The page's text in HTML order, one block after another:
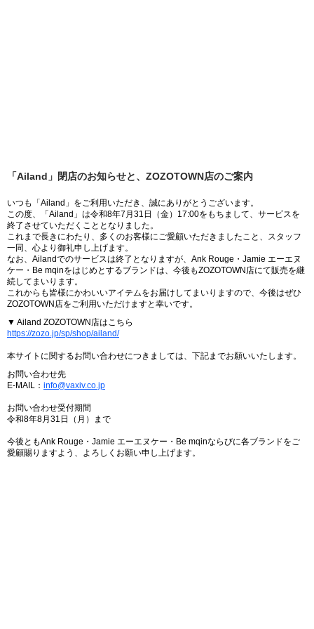
「Ailand」閉店のお知らせと、ZOZOTOWN店のご案内
いつも「Ailand」をご利用いただき、誠にありがとうございます。
この度、「Ailand」は令和8年7月31日（金）17:00をもちまして、サービスを
終了させていただくこととなりました。
これまで長きにわたり、多くのお客様にご愛顧いただきましたこと、スタッフ
一同、心より御礼申し上げます。
なお、Ailandでのサービスは終了となりますが、Ank Rouge・Jamie エーエヌ
ケー・Be mqinをはじめとするブランドは、今後もZOZOTOWN店にて販売を継
続してまいります。
これからも皆様にかわいいアイテムをお届けしてまいりますので、今後はぜひ
ZOZOTOWN店をご利用いただけますと幸いです。
▼ Ailand ZOZOTOWN店はこちら
https://zozo.jp/sp/shop/ailand/
本サイトに関するお問い合わせにつきましては、下記までお願いいたします。
お問い合わせ先
E-MAIL： info@vaxiv.co.jp
お問い合わせ受付期間
令和8年8月31日（月）まで
今後ともAnk Rouge・Jamie エーエヌケー・Be mqinならびに各ブランドをご
愛顧賜りますよう、よろしくお願い申し上げます。